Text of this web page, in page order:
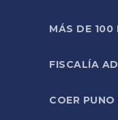
MÁS DE 100
FISCALÍA
COER